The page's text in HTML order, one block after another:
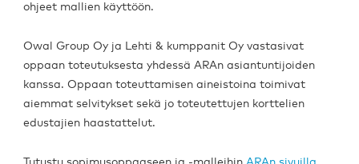
ohjeet mallien käyttöön.
Owal Group Oy ja Lehti & kumppanit Oy vastasivat
oppaan toteutuksesta yhdessä ARAn asiantuntijoiden
kanssa. Oppaan toteuttamisen aineistoina toimivat
aiemmat selvitykset sekä jo toteutettujen korttelien
edustajien haastattelut.